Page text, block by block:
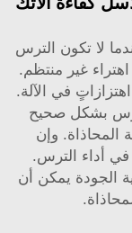
لا تكون الترس
غير منتظم.
في الآلة.
بشكل صحيح
وإن
في أداء الترس.
الجودة يمكن أن